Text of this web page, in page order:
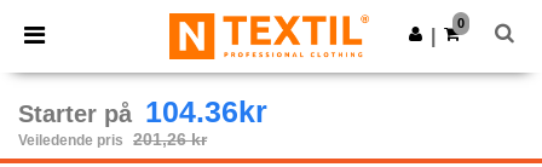
× Ntextil-app
Bedre priser i appen!
Last ned app
0
Starter på 104.36kr
Veiledende pris 201,26 kr